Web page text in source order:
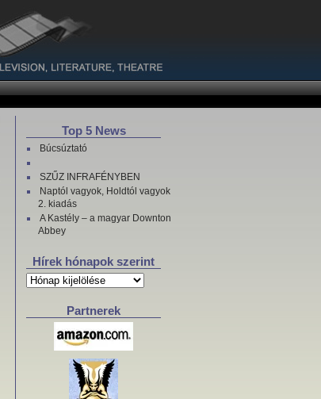
Top 5 News
Búcsúztató
SZŰZ INFRAFÉNYBEN
Naptól vagyok, Holdtól vagyok
2. kiadás
A Kastély – a magyar Downton
Abbey
Hírek hónapok szerint
Hírek
hónapok
Partnerek